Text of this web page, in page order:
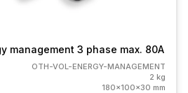
management 3 phase max. 80A
OTH-VOL-ENERGY-MANAGEMENT
2 kg
180x100x30 mm